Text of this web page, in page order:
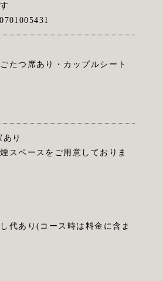
たつ席あり・カップルシート
り
スペースをご用意しておりま
代あり(コース時は料金に含ま